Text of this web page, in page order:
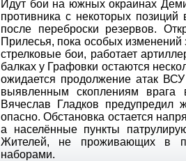
Идут бои на южных окраинах
противника с некоторых
после переброски резервов.
Прилесья, пока особых изменений
стрелковые бои, работает
балках у Графовки остаются
ожидается продолжение атак
выявленным скоплениям врага
Вячеслав Гладков предупредил
опасно. Обстановка остается
а населённые пункты
Жителей, не проживающих в
наборами.